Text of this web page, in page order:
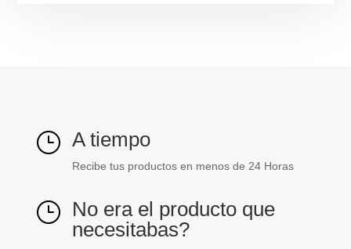
} A tiempo
Recibe tus productos en menos de 24 Horas
} No era el producto que
necesitabas?